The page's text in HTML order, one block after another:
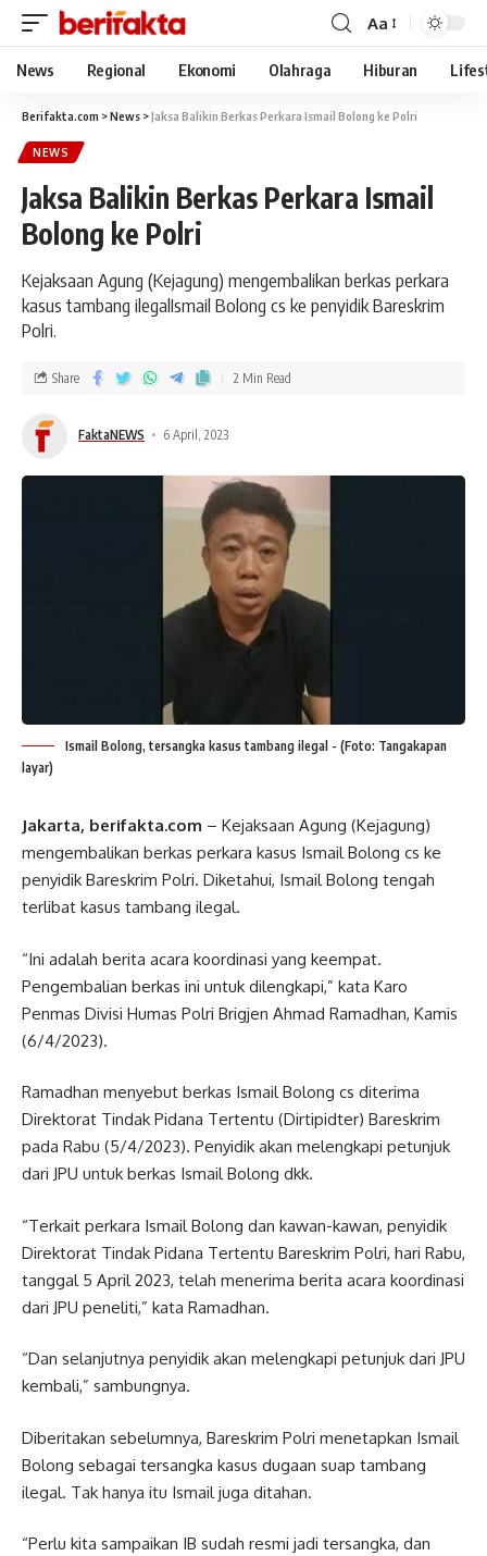
Aa
News Regional Ekonomi Olahraga Hiburan
Berifakta.com >News >Jaksa Balikin Berkas Perkara Ismail Bolong ke Polri
NEWS
Jaksa Balikin Berkas Perkara Ismail
Bolong ke Polri
Kejaksaan Agung (Kejagung) mengembalikan berkas perkara
kasus tambang ilegalIsmail Bolong cs ke penyidik Bareskrim
Polri.
FaktaNEWS 6 April, 2023
Share 2 Min Read
Ismail Bolong, tersangka kasus tambang ilegal - (Foto: Tangakapan
layar)
Jakarta, berifakta.com – Kejaksaan Agung (Kejagung)
mengembalikan berkas perkara kasus Ismail Bolong cs ke
penyidik Bareskrim Polri. Diketahui, Ismail Bolong tengah
terlibat kasus tambang ilegal.
“Ini adalah berita acara koordinasi yang keempat.
Pengembalian berkas ini untuk dilengkapi,” kata Karo
Penmas Divisi Humas Polri Brigjen Ahmad Ramadhan, Kamis
(6/4/2023).
Ramadhan menyebut berkas Ismail Bolong cs diterima
Direktorat Tindak Pidana Tertentu (Dirtipidter) Bareskrim
pada Rabu (5/4/2023). Penyidik akan melengkapi petunjuk
dari JPU untuk berkas Ismail Bolong dkk.
“Terkait perkara Ismail Bolong dan kawan-kawan, penyidik
Direktorat Tindak Pidana Tertentu Bareskrim Polri, hari Rabu,
tanggal 5 April 2023, telah menerima berita acara koordinasi
dari JPU peneliti,” kata Ramadhan.
“Dan selanjutnya penyidik akan melengkapi petunjuk dari JPU
kembali,” sambungnya.
Diberitakan sebelumnya, Bareskrim Polri menetapkan Ismail
Bolong sebagai tersangka kasus dugaan suap tambang
ilegal. Tak hanya itu Ismail juga ditahan.
“Perlu kita sampaikan IB sudah resmi jadi tersangka, dan